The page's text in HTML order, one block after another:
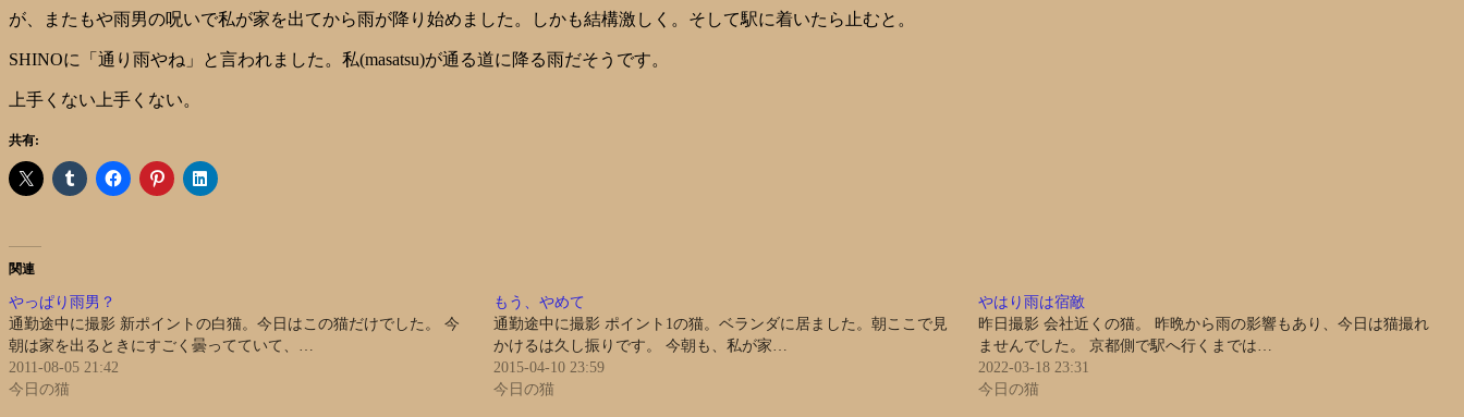
が、またもや雨男の呪いで私が家を出てから雨が降り始めました。しかも結構激しく。そして駅に着いたら止むと。
SHINOに「通り雨やね」と言われました。私(masatsu)が通る道に降る雨だそうです。
上手くない上手くない。
共有:
関連
やっぱり雨男？
通勤途中に撮影 新ポイントの白猫。今日はこの猫だけでした。 今
朝は家を出るときにすごく曇ってていて、…
2011-08-05 21:42
今日の猫
もう、やめて
通勤途中に撮影 ポイント1の猫。ベランダに居ました。朝ここで見
かけるは久し振りです。 今朝も、私が家…
2015-04-10 23:59
今日の猫
やはり雨は宿敵
昨日撮影 会社近くの猫。 昨晩から雨の影響もあり、今日は猫撮れ
ませんでした。 京都側で駅へ行くまでは…
2022-03-18 23:31
今日の猫